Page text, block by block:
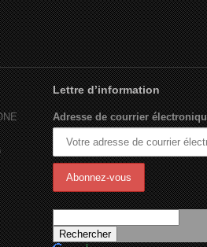
Lettre d’information
Adresse de courrier